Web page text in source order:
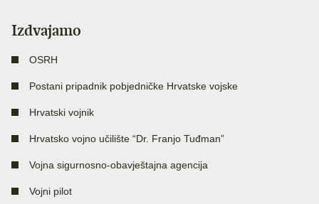
Izdvajamo
OSRH
Postani pripadnik pobjedničke Hrvatske vojske
Hrvatski vojnik
Hrvatsko vojno učilište “Dr. Franjo Tuđman”
Vojna sigurnosno-obavještajna agencija
Vojni pilot